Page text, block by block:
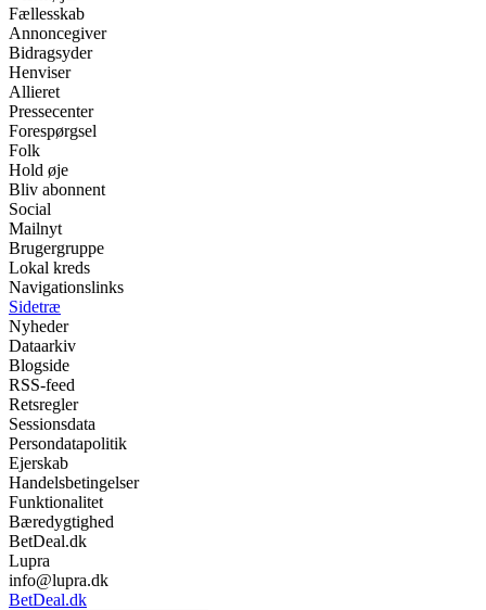
Fællesskab
Annoncegiver
Bidragsyder
Henviser
Allieret
Pressecenter
Forespørgsel
Folk
Hold øje
Bliv abonnent
Social
Mailnyt
Brugergruppe
Lokal kreds
Navigationslinks
Sidetræ
Nyheder
Dataarkiv
Blogside
RSS-feed
Retsregler
Sessionsdata
Persondatapolitik
Ejerskab
Handelsbetingelser
Funktionalitet
Bæredygtighed
BetDeal.dk
Lupra
info@lupra.dk
BetDeal.dk